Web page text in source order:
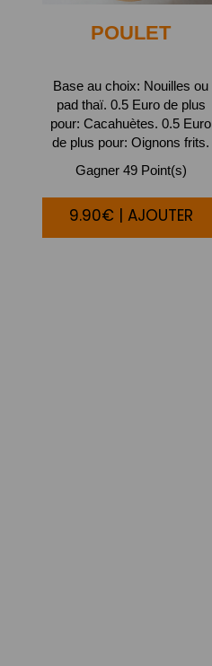
POULET
Base au choix: Nouilles ou
pad thaï. 0.5 Euro de plus
pour: Cacahuètes. 0.5 Euro
de plus pour: Oignons frits.
Gagner 49 Point(s)
9.90€ | AJOUTER